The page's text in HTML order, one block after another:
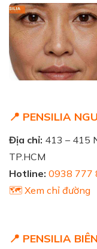
📍 PENSILIA
Địa chỉ: 413 – 415
TP.HCM
Hotline: 0938 777
🗺️ Xem chỉ đường
📍 PENSILIA